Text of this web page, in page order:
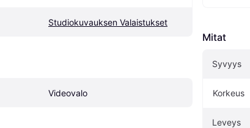
Studiokuvauksen Valaistukset
Videovalo
Mitat
Syvyys
Korkeus
Leveys